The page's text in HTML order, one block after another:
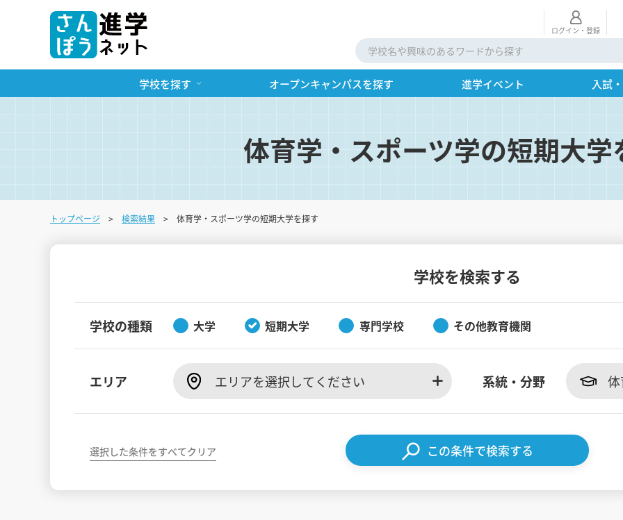
ログイン・登録
学校を探す オープンキャンパスを探す 進学イベント 入試
体育学・スポーツ学の短期大学
トップページ 検索結果 体育学・スポーツ学の短期大学を探す
学校を検索する
学校の種類 大学 短期大学 専門学校 その他教育機関
エリア エリアを選択してください 系統・分野
この条件で検索する
選択した条件をすべてクリア